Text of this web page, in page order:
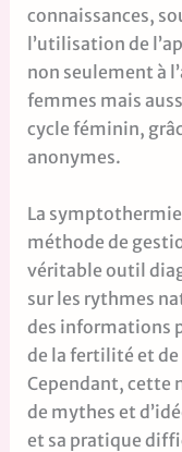
connaissances,
l’utilisation de
non seulement à
femmes mais
cycle féminin,
anonymes.
La
méthode de
véritable outil
sur les rythmes
des informations
de la fertilité et
Cependant, cette
de mythes et
et sa pratique